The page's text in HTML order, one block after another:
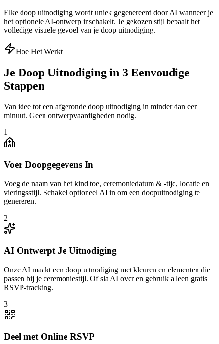
Elke doop uitnodiging wordt uniek gegenereerd door AI wanneer je
het optionele AI-ontwerp inschakelt. Je gekozen stijl bepaalt het
volledige visuele gevoel van je doop uitnodiging.
Hoe Het Werkt
Je Doop Uitnodiging in 3 Eenvoudige
Stappen
Van idee tot een afgeronde doop uitnodiging in minder dan een
minuut. Geen ontwerpvaardigheden nodig.
1
Voer Doopgegevens In
Voeg de naam van het kind toe, ceremoniedatum & -tijd, locatie en
vieringsstijl. Schakel optioneel AI in om een doopuitnodiging te
genereren.
2
AI Ontwerpt Je Uitnodiging
Onze AI maakt een doop uitnodiging met kleuren en elementen die
passen bij je ceremoniestijl. Of sla AI over en gebruik alleen gratis
RSVP-tracking.
3
Deel met Online RSVP